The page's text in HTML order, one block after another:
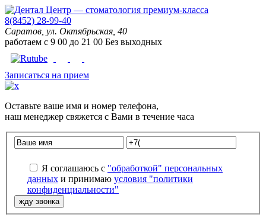
8(8452) 28-99-40
Саратов, ул. Октябрьская, 40
работаем с 9 00 до 21 00 Без выходных
Записаться на прием
Оставьте ваше имя и номер телефона,
наш менеджер свяжется с Вами в течение часа
Я соглашаюсь с "обработкой" персональных
данных и принимаю условия "политики
конфиденциальности"